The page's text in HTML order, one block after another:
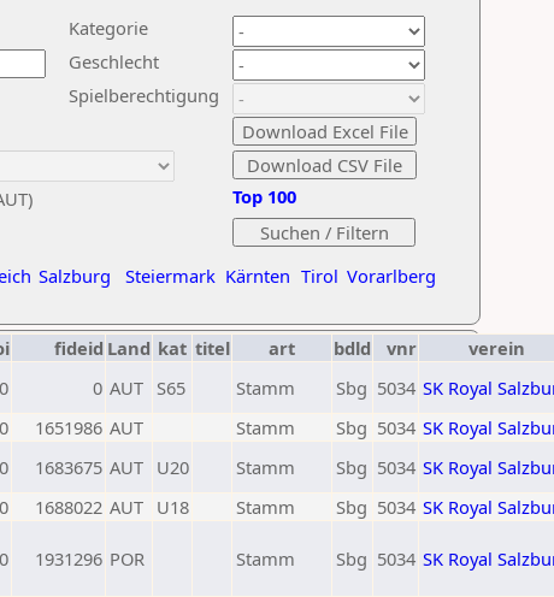
Kategorie
Geschlecht
Spielberechtigung
Salzburg Steiermark Kärnten Tirol Vorarlberg
Top 100
fideid Land kat titel art bdld vnr
verein
0 0 AUT S65 Stamm Sbg 5034 SK Royal
0 1651986 AUT Stamm Sbg 5034 SK Royal
0 1683675 AUT U20 Stamm Sbg 5034 SK Royal
0 1688022 AUT U18 Stamm Sbg 5034 SK Royal
0 1931296 POR Stamm Sbg 5034 SK Royal